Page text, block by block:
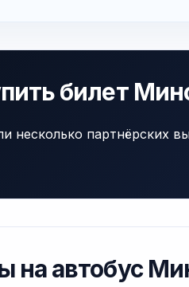
билет
несколько партнёрских
на автобус